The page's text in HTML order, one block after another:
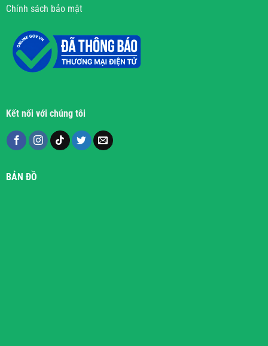
Chính sách bảo mật
Kết nối với chúng tôi
BẢN ĐỒ